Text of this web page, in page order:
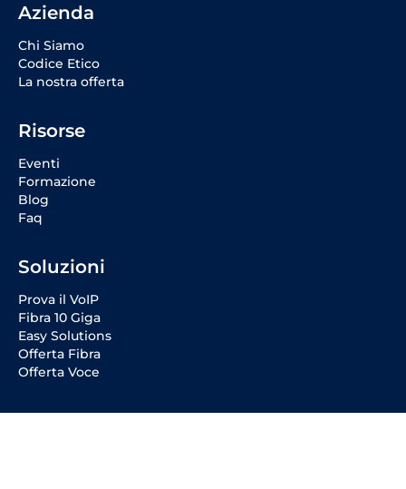
Azienda
Chi Siamo
Codice Etico
La nostra offerta
Risorse
Eventi
Formazione
Blog
Faq
Soluzioni
Prova il VoIP
Fibra 10 Giga
Easy Solutions
Offerta Fibra
Offerta Voce